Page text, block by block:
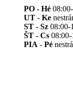
PO - Hé
UT - Ke
ST - Sz 08:00-
ŠT - Cs
PIA - Pé